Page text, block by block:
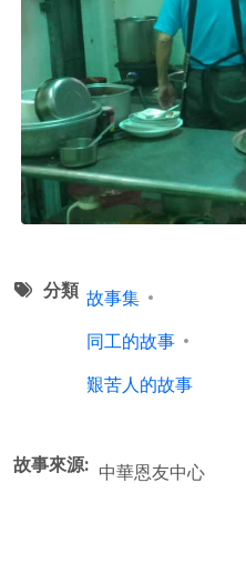
分類 故事集
同工的故事
艱苦人的故事
故事來源 中華恩友中心